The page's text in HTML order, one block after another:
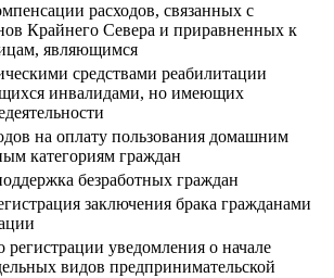
расходов, связанных с
Крайнего Севера и приравненных к
являющимся
средствами реабилитации
инвалидами, но имеющих
на оплату пользования домашним
категориям граждан
безработных граждан
заключения брака гражданами
уведомления о начале
видов предпринимательской